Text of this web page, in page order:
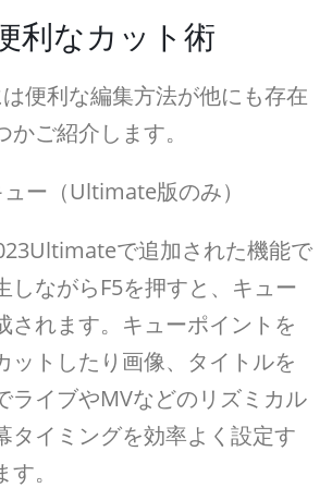
利なカット術
便利な編集方法が他にも存在
かご紹介します。
ー（Ultimate版のみ）
で追加された機能で
しながらF5を押すと、キュー
されます。キューポイントを
ットしたり画像、タイトルを
ライブやMVなどのリズミカル
タイミングを効率よく設定す
。